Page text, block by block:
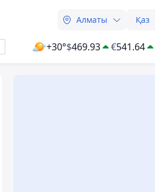
Алматы Қаз
+30°$469.93 €541.64